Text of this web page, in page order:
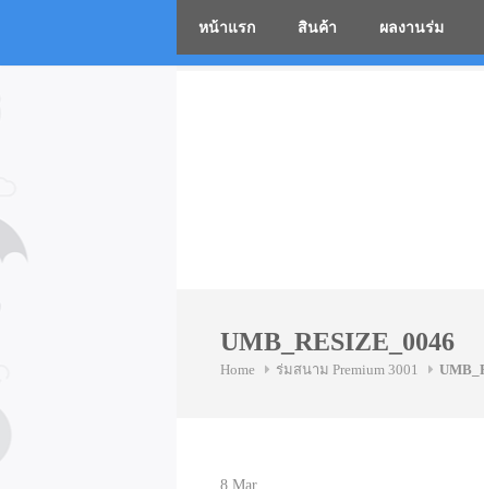
หน้าแรก สินค้า ผลงานร่ม
UMB_RESIZE_0046
Home ร่มสนาม Premium 3001
8 Mar
โรงงาน